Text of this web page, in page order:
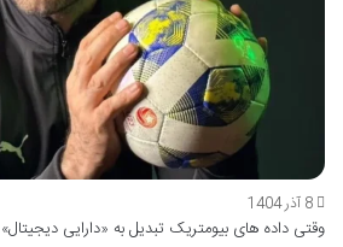
8 آذر 1404
وقتی داده های بیومتریک تبدیل به «دارایی